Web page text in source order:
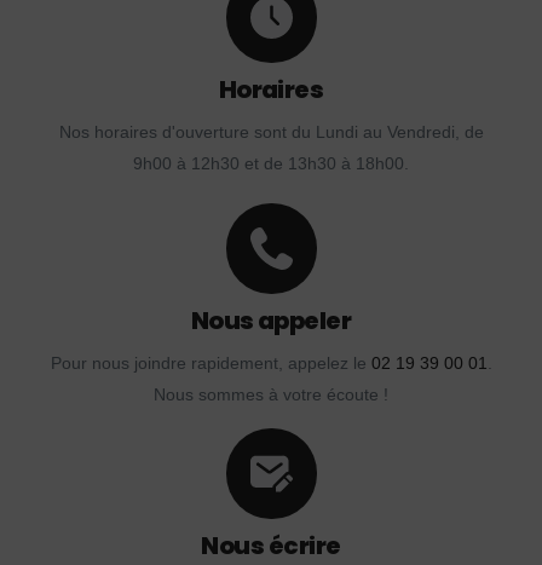
Horaires
Nos horaires d'ouverture sont du Lundi au Vendredi, de
9h00 à 12h30 et de 13h30 à 18h00.
Nous appeler
Pour nous joindre rapidement, appelez le 02 19 39 00 01.
Nous sommes à votre écoute !
Nous écrire